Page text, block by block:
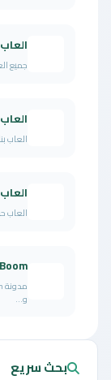
جميع
العاب
العاب
و...
بحث سريع